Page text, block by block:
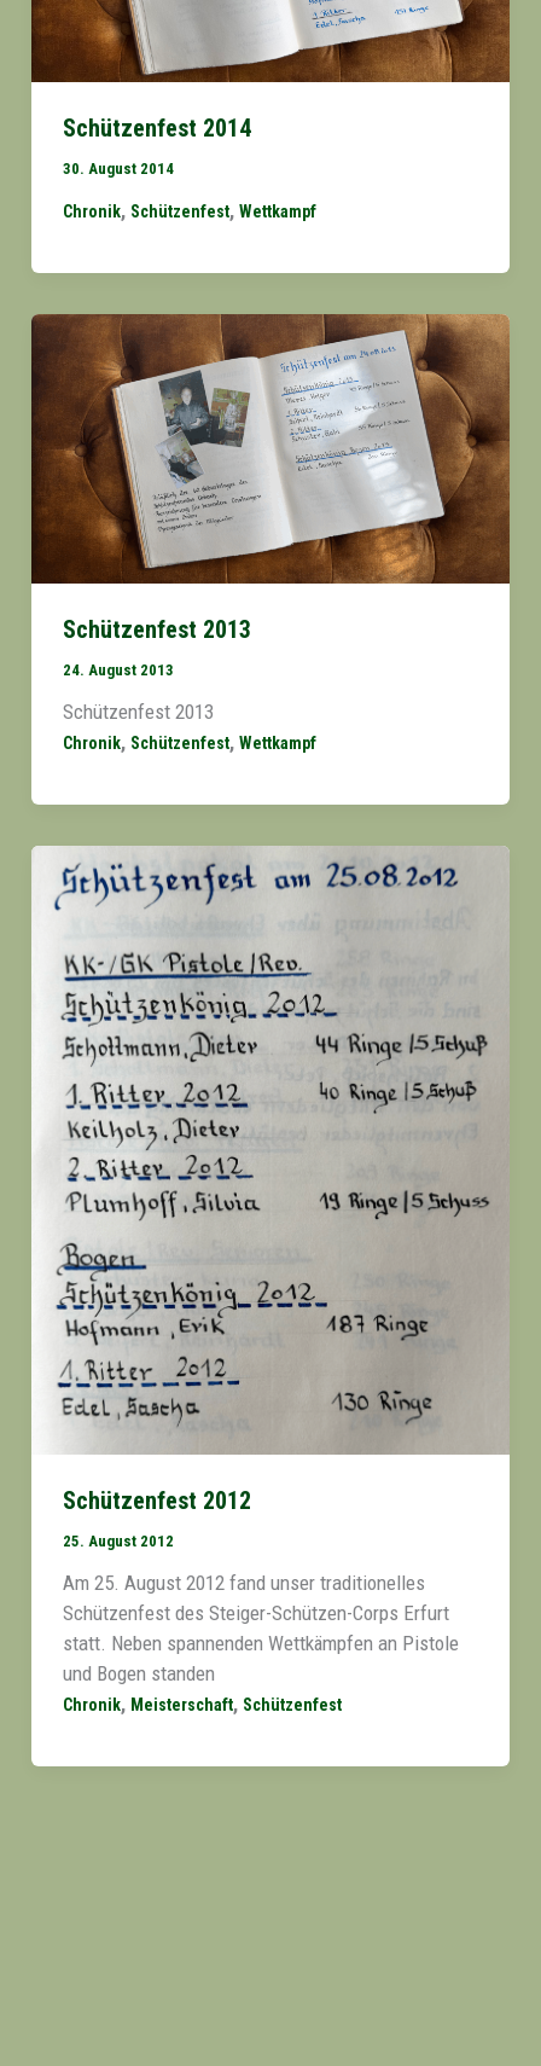
Schützenfest 2014
30. August 2014
Chronik, Schützenfest, Wettkampf
Schützenfest 2013
24. August 2013
Schützenfest 2013
Chronik, Schützenfest, Wettkampf
Schützenfest 2012
25. August 2012
Am 25. August 2012 fand unser traditionelles
Schützenfest des Steiger-Schützen-Corps Erfurt
statt. Neben spannenden Wettkämpfen an Pistole
und Bogen standen
Chronik, Meisterschaft, Schützenfest